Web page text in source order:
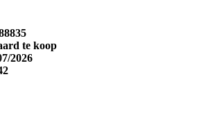
te koop
2026